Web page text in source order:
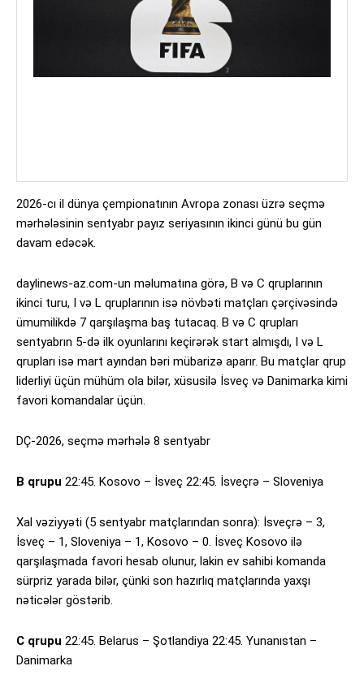
2026-cı il dünya çempionatının Avropa zonası üzrə seçmə
mərhələsinin sentyabr payız seriyasının ikinci günü bu gün
davam edəcək.
daylinews-az.com-un məlumatına görə, B və C qruplarının
ikinci turu, I və L qruplarının isə növbəti matçları çərçivəsində
ümumilikdə 7 qarşılaşma baş tutacaq. B və C qrupları
sentyabrın 5-də ilk oyunlarını keçirərək start almışdı, I və L
qrupları isə mart ayından bəri mübarizə aparır. Bu matçlar qrup
liderliyi üçün mühüm ola bilər, xüsusilə İsveç və Danimarka kimi
favori komandalar üçün.
DÇ-2026, seçmə mərhələ 8 sentyabr
B qrupu 22:45. Kosovo – İsveç 22:45. İsveçrə – Sloveniya
Xal vəziyyəti (5 sentyabr matçlarından sonra): İsveçrə – 3,
İsveç – 1, Sloveniya – 1, Kosovo – 0. İsveç Kosovo ilə
qarşılaşmada favori hesab olunur, lakin ev sahibi komanda
sürpriz yarada bilər, çünki son hazırlıq matçlarında yaxşı
nəticələr göstərib.
C qrupu 22:45. Belarus – Şotlandiya 22:45. Yunanıstan –
Danimarka